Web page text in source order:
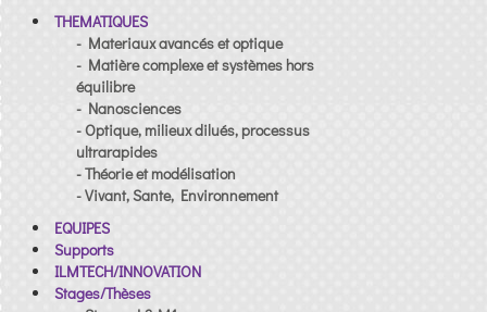
THEMATIQUES
- Materiaux avancés et optique
- Matière complexe et systèmes hors
équilibre
- Nanosciences
- Optique, milieux dilués, processus
ultrarapides
- Théorie et modélisation
- Vivant, Sante, Environnement
EQUIPES
Supports
ILMTECH/INNOVATION
Stages/Thèses